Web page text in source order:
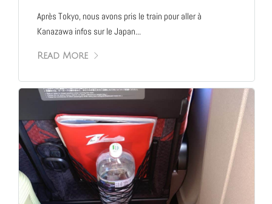
Après Tokyo, nous avons pris le train pour aller à
Kanazawa infos sur le Japan...
Read More